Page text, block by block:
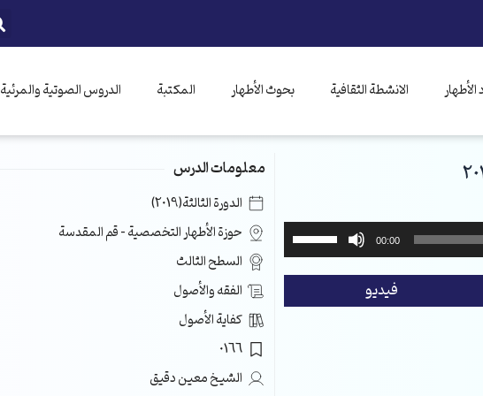
الانشطة الثقافية بحوث الأطهار المكتبة الدروس الصوتية والمرئية
00:00
استخدم
الأسهم
فيديو
معلومات الدرس
الدورة الثالثة(2019)
حوزة الأطهار التخصصية – قم المقدسة
السطح الثالث
الفقه والأصول
كفاية الأصول
0166
الشيخ معين دقيق